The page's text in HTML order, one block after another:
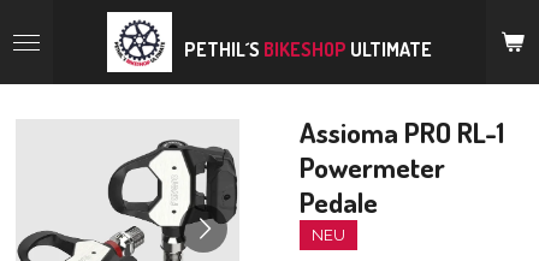
Hauptinhalt
PETHIL´S BIKESHOP ULTIMATE
Assioma PRO RL-1
Powermeter
Pedale
NEU